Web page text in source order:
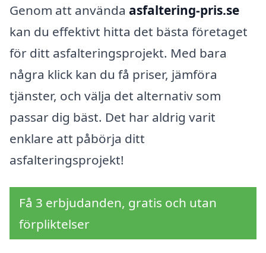
Genom att använda asfaltering-pris.se
kan du effektivt hitta det bästa företaget
för ditt asfalteringsprojekt. Med bara
några klick kan du få priser, jämföra
tjänster, och välja det alternativ som
passar dig bäst. Det har aldrig varit
enklare att påbörja ditt
asfalteringsprojekt!
Få 3 erbjudanden, gratis och utan
förpliktelser